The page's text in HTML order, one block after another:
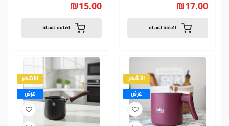
₪15.00
اضافة للسلة
₪17.00
اضافة للسلة
الأشهر
عرض
الأشهر
عرض